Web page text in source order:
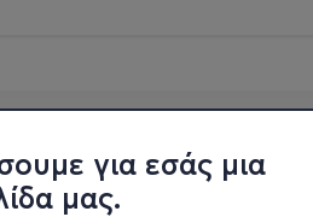
για εσάς μια
μας.